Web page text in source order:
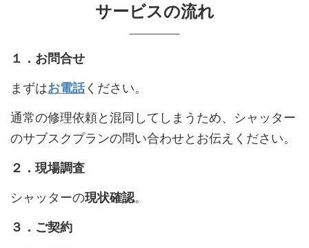
サービスの流れ
１．お問合せ
まずはお電話ください。
通常の修理依頼と混同してしまうため、シャッター
のサブスクプランの問い合わせとお伝えください。
２．現場調査
シャッターの現状確認。
３．ご契約